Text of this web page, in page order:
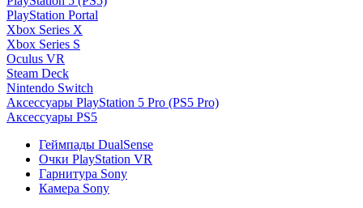
PlayStation Portal
Xbox Series X
Xbox Series S
Oculus VR
Steam Deck
Nintendo Switch
Аксессуары PlayStation 5 Pro (PS5 Pro)
Аксессуары PS5
Геймпады DualSense
Очки PlayStation VR
Гарнитура Sony
Камера Sony